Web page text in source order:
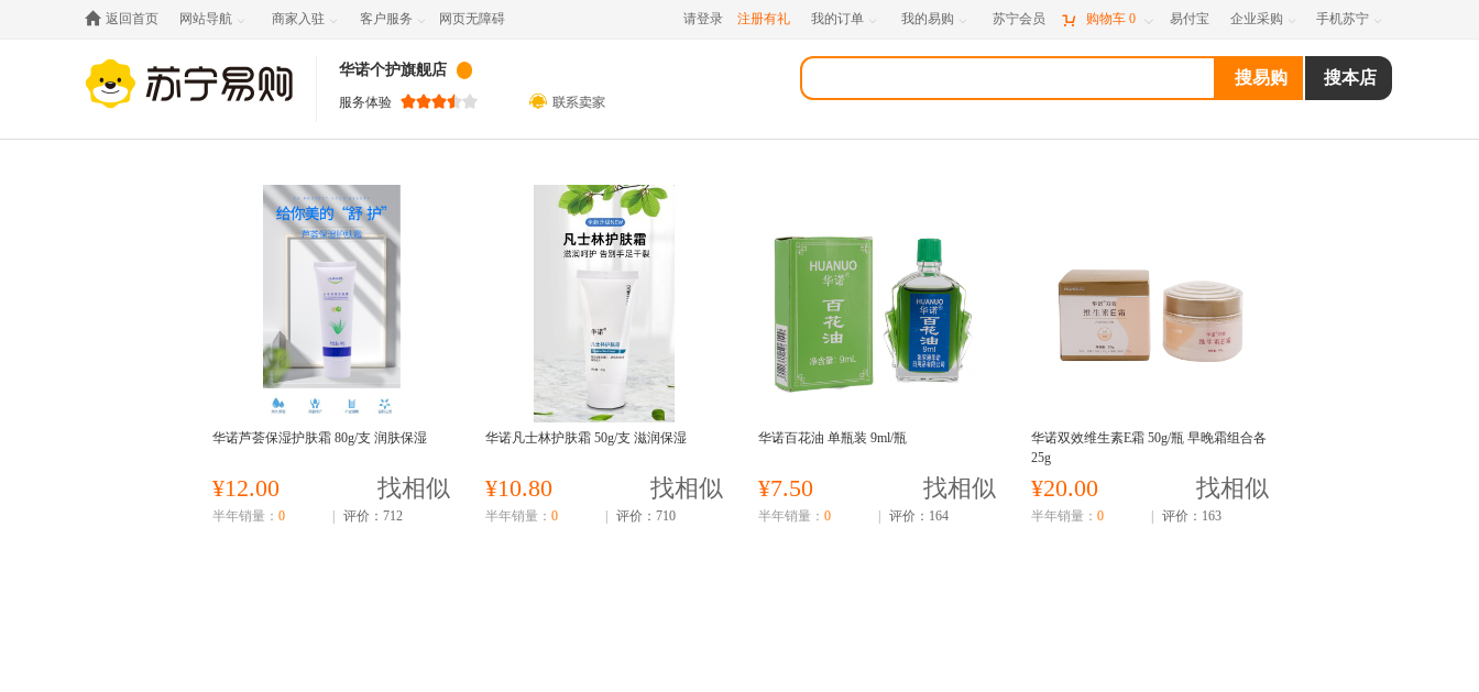
 返回首页 网站导航  商家入驻  客户服务  网页无障碍 请登录 注册有礼 我的订单  我的易购  苏宁会员  购物车 0  易付宝 企业采购  手机苏宁 
华诺个护旗舰店
服务体验
华诺芦荟保湿护肤霜 80g/支 润肤保湿
¥12.00 找相似
半年销量： 0 评价：712
华诺凡士林护肤霜 50g/支 滋润保湿
¥10.80 找相似
半年销量： 0 评价：710
华诺百花油 单瓶装 9ml/瓶
¥7.50 找相似
半年销量： 0 评价：164
华诺双效维生素E霜 50g/瓶 早晚霜组合各
25g
¥20.00 找相似
半年销量： 0 评价：163